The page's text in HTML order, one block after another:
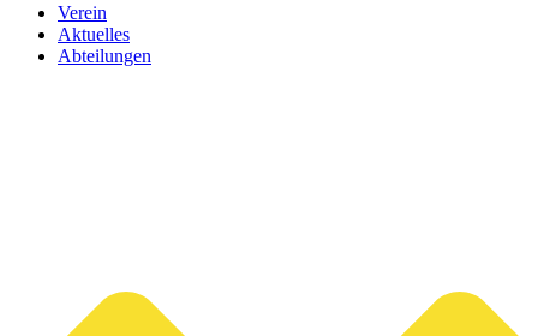
Verein
Aktuelles
Abteilungen